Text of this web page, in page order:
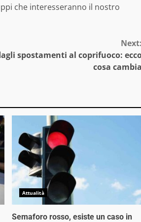
che interesseranno il nostro
Next:
spostamenti al coprifuoco:
cosa cambia
Attualità
Semaforo rosso, esiste un caso in